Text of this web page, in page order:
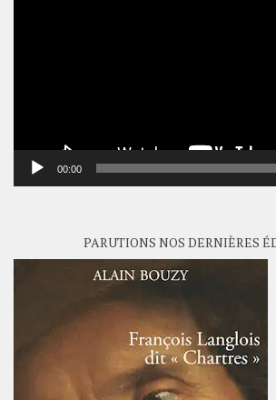
00:00
PARUTIONS NOS DERNIÈRES